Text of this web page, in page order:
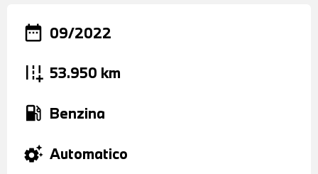
date_range 09/2022
add_road 53.950 km
local_gas_station Benzina
settings_suggest Automatico